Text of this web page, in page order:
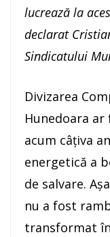
lucrează la
declarat
Sindicatului
Divizarea
Hunedoara
acum câțiva
energetică a
de salvare.
nu a fost
transformat